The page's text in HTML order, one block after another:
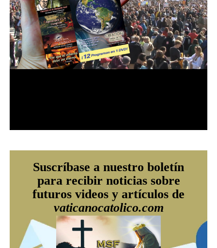
Suscríbase a nuestro boletín
para recibir noticias sobre
futuros videos y artículos de
vaticanocatolico.com